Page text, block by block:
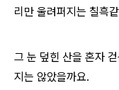
리만 울려퍼지는 칠흑
그 눈 덮힌 산을 혼자
지는 않았을까요.